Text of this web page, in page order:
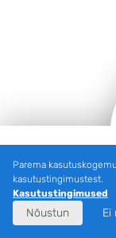
Jalus
Parema
kasutustingimustest.
Kasutustingimused
Nõustun Ei